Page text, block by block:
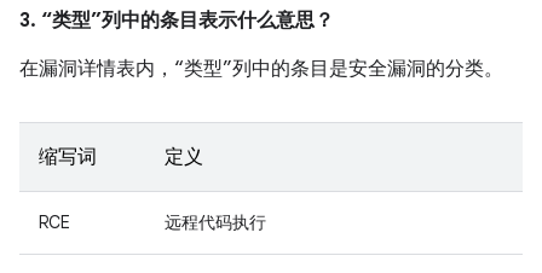
3. “类型”列中的条目表示什么意思？
在漏洞详情表内，“类型”列中的条目是安全漏洞的分类。
缩写词 定义
RCE 远程代码执行